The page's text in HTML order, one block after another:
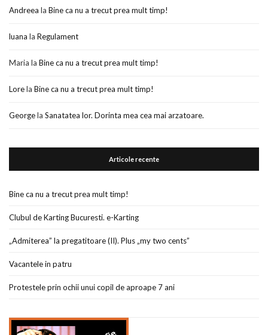
Andreea la Bine ca nu a trecut prea mult timp!
luana la Regulament
Maria la Bine ca nu a trecut prea mult timp!
Lorela Bine ca nu a trecut prea mult timp!
Georgela Sanatatea lor. Dorinta mea cea mai arzatoare.
Articole recente
Bine ca nu a trecut prea mult timp!
Clubul de Karting Bucuresti. e-Karting
„Admiterea” la pregatitoare (II). Plus „my two cents”
Vacantele in patru
Protestele prin ochii unui copil de aproape 7 ani